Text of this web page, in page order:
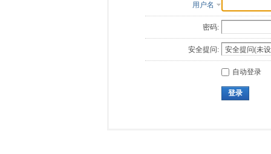
用户名
密码:
安全提问:
自动登录
登录